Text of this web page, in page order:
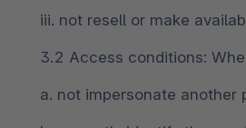
iii. not resell or make
3.2 Access conditions:
a. not impersonate another